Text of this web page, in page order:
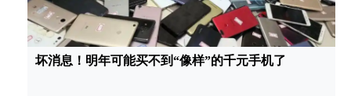
坏消息！明年可能买不到“像样”的千元手机了